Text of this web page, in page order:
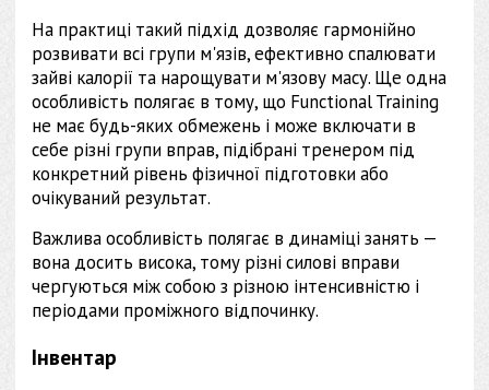
На практиці такий підхід дозволяє гармонійно
розвивати всі групи м'язів, ефективно спалювати
зайві калорії та нарощувати м'язову масу. Ще одна
особливість полягає в тому, що Functional Training
не має будь-яких обмежень і може включати в
себе різні групи вправ, підібрані тренером під
конкретний рівень фізичної підготовки або
очікуваний результат.
Важлива особливість полягає в динаміці занять —
вона досить висока, тому різні силові вправи
чергуються між собою з різною інтенсивністю і
періодами проміжного відпочинку.
Інвентар